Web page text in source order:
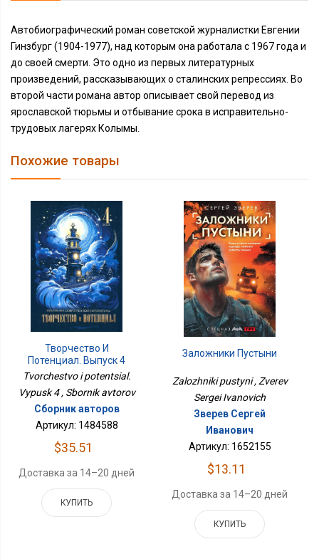
Автобиографический роман советской журналистки Евгении
Гинзбург (1904-1977), над которым она работала с 1967 года и
до своей смерти. Это одно из первых литературных
произведений, рассказывающих о сталинских репрессиях. Во
второй части романа автор описывает свой перевод из
ярославской тюрьмы и отбывание срока в исправительно-
трудовых лагерях Колымы.
Похожие товары
Творчество И
Потенциал. Выпуск 4
Tvorchestvo i potentsial.
Vypusk 4 , Sbornik avtorov
Сборник авторов
Артикул: 1484588
$35.51
Доставка за 14–20 дней
КУПИТЬ
Заложники Пустыни
Zalozhniki pustyni , Zverev
Sergei Ivanovich
Зверев Сергей
Иванович
Артикул: 1652155
$13.11
Доставка за 14–20 дней
КУПИТЬ